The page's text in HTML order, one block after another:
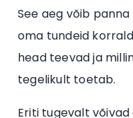
See aeg võib
oma tundeid
head teevad ja
tegelikult toetab.
Eriti tugevalt